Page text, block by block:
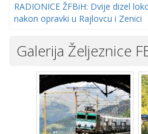
RADIONICE ŽFBiH: Dvije dizel
nakon opravki u Rajlovcu i Zenici
Galerija Željeznice